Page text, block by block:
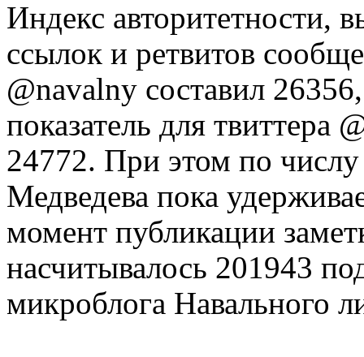
Индекс авторитетности,
ссылок и ретвитов
@navalny составил
показатель для твиттера
24772. При этом по
Медведева пока
момент публикации
насчитывалось 201943
микроблога Навального